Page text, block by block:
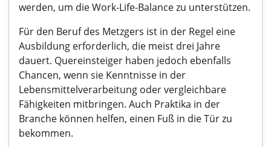
werden, um die Work-Life-Balance zu unterstützen.
Für den Beruf des Metzgers ist in der Regel eine
Ausbildung erforderlich, die meist drei Jahre
dauert. Quereinsteiger haben jedoch ebenfalls
Chancen, wenn sie Kenntnisse in der
Lebensmittelverarbeitung oder vergleichbare
Fähigkeiten mitbringen. Auch Praktika in der
Branche können helfen, einen Fuß in die Tür zu
bekommen.